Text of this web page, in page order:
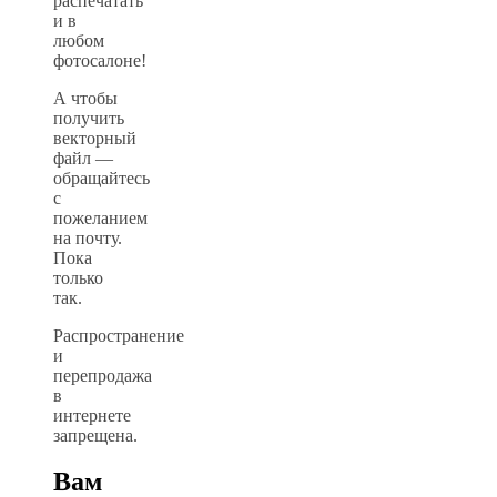
и в
любом
фотосалоне!
А чтобы
получить
векторный
файл —
обращайтесь
с
пожеланием
на почту.
Пока
только
так.
Распространение
и
перепродажа
в
интернете
запрещена.
Вам